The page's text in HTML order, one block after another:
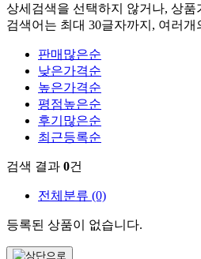
상세검색을 선택하지 않거나, 상
검색어는 최대 30글자까지, 여러
판매많은순
낮은가격순
높은가격순
평점높은순
후기많은순
최근등록순
검색 결과 0건
전체분류 (0)
등록된 상품이 없습니다.